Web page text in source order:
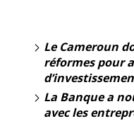
Le Cameroun
réformes pour
La Banque a
avec les